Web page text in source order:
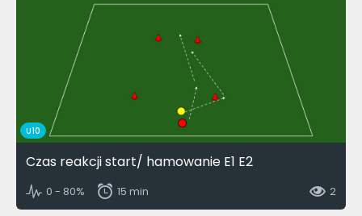
U10
Czas reakcji start/ hamowanie E1 E2
0 - 80% 15 min 2